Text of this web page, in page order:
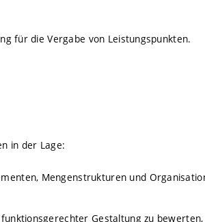
für die Vergabe von Leistungspunkten.
in der Lage:
Mengenstrukturen und
Gestaltung zu bewerten,